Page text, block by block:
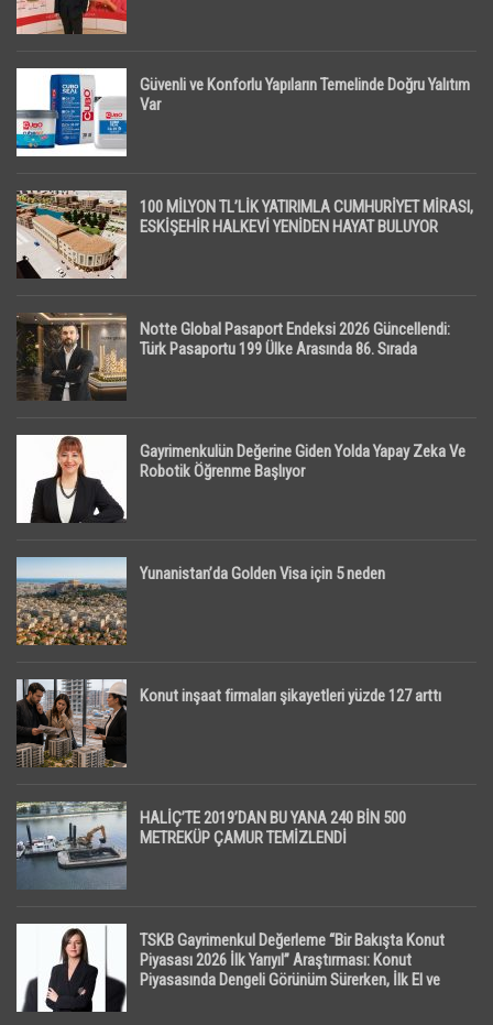
Güvenli ve Konforlu Yapıların Temelinde Doğru Yalıtım
Var
100 MİLYON TL’LİK YATIRIMLA CUMHURİYET MİRASI,
ESKİŞEHİR HALKEVİ YENİDEN HAYAT BULUYOR
Notte Global Pasaport Endeksi 2026 Güncellendi:
Türk Pasaportu 199 Ülke Arasında 86. Sırada
Gayrimenkulün Değerine Giden Yolda Yapay Zeka Ve
Robotik Öğrenme Başlıyor
Yunanistan’da Golden Visa için 5 neden
Konut inşaat firmaları şikayetleri yüzde 127 arttı
HALİÇ’TE 2019’DAN BU YANA 240 BİN 500
METREKÜP ÇAMUR TEMİZLENDİ
TSKB Gayrimenkul Değerleme “Bir Bakışta Konut
Piyasası 2026 İlk Yarıyıl” Araştırması: Konut
Piyasasında Dengeli Görünüm Sürerken, İlk El ve